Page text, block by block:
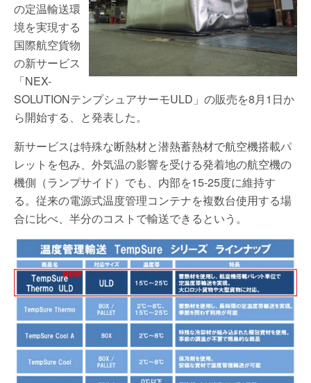
の定温輸送環
境を実現する
国際航空貨物
の新サービス
「NEX-
SOLUTIONテンプシュアサーモULD」の販売を8月1日か
ら開始する、と発表した。
新サービスは特殊な断熱材と潜熱蓄熱材で航空機搭載パ
レットを包み、外気温の影響を受ける発着地の航空機の
機側（ランプサイド）でも、内部を15-25度に維持す
る。従来の電源式温度管理コンテナを複数台使用する場
合に比べ、半分のコストで輸送できるという。